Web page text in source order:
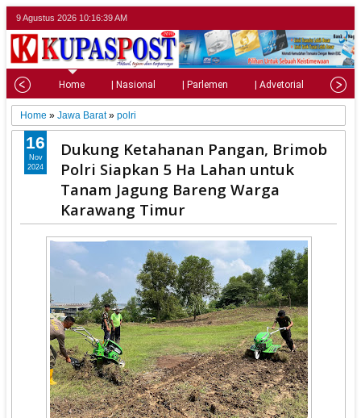
9 Agustus 2026 10:16:41 AM
Home | Nasional | Parlemen | Advetorial |
Home »Jawa Barat»polri
Dukung Ketahanan Pangan, Brimob
Polri Siapkan 5 Ha Lahan untuk
Tanam Jagung Bareng Warga
Karawang Timur
16
Nov
2024